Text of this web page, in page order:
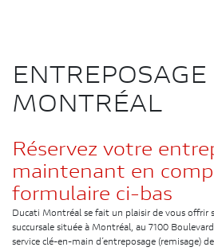
MONTRÉAL
Réservez votre
maintenant en
formulaire ci-bas
Ducati Montréal se fait un plaisir de vous offrir
succursale située à Montréal, au 7100
service clé-en-main d’entreposage (remisage)